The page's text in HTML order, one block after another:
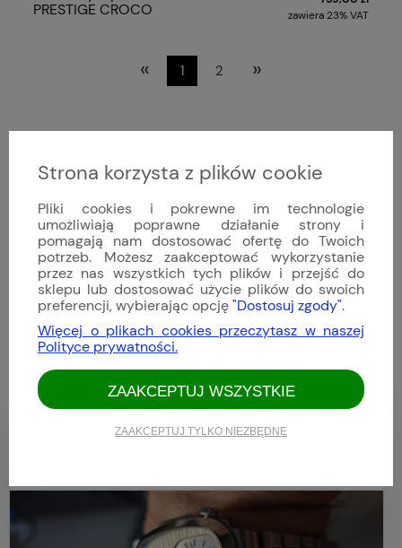
PRESTIGE CROCO
zawiera 23% VAT
« 1 2 »
4.9
Opinie, z których została wyliczona średnia,
są wystawione przez zweryfikowanych
klientów, którzy dokonali zakupu w sklepie.
5
4
3
2
1
Tom
Strona korzysta z plików cookie
Pliki cookies i pokrewne im technologie
umożliwiają poprawne działanie strony i
pomagają nam dostosować ofertę do Twoich
potrzeb. Możesz zaakceptować wykorzystanie
przez nas wszystkich tych plików i przejść do
sklepu lub dostosować użycie plików do swoich
preferencji, wybierając opcję"Dostosuj zgody".
Więcej o plikach cookies przeczytasz w naszej
Polityce prywatności.
ZAAKCEPTUJ TYLKO NIEZBĘDNE
ZAAKCEPTUJ WSZYSTKIE